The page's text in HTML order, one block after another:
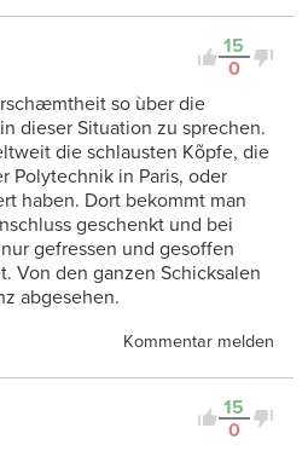
15
0
so ùber die
dieser Situation zu sprechen.
die schlausten Kõpfe, die
Polytechnik in Paris, oder
haben. Dort bekommt man
geschenkt und bei
gefressen und gesoffen
Von den ganzen Schicksalen
abgesehen.
Kommentar melden
15
0